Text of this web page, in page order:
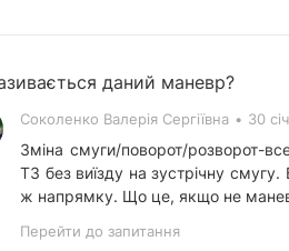
даний маневр?
Соколенко Валерія Сергіївна • 30
Зміна смуги/поворот/розворот-
ТЗ без виїзду на зустрічну
ж напрямку. Що це, якщо не
Перейти до запитання